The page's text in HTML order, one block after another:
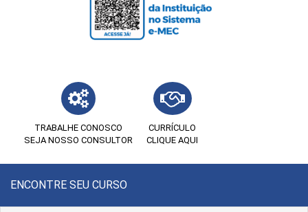
TRABALHE CONOSCO
SEJA NOSSO CONSULTOR
CURRÍCULO
CLIQUE AQUI
ENCONTRE SEU CURSO